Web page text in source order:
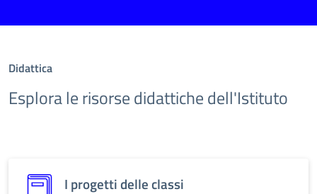
Didattica
Esplora le risorse didattiche dell'Istituto
I progetti delle classi